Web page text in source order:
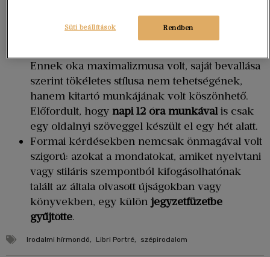
Rengeteget dolgozott, kortársaihoz – főleg
Ennek oka maximalizmusa volt, saját bevallása
szerint tökéletes stílusa nem tehetségének,
hanem kitartó munkájának volt köszönhető.
Előfordult, hogy napi 12 óra munkávalis csak
egy oldalnyi szöveggel készült el egy hét alatt.
Formai kérdésekben nemcsak önmagával volt
szigorú: azokat a mondatokat, amiket nyelvtani
vagy stiláris szempontból kifogásolhatónak
talált az általa olvasott újságokban vagy
könyvekben, egy külön jegyzetfüzetbe
gyűjtötte.
Irodalmi hírmondó, Libri Portré, szépirodalom
Rendben
Süti beállítások